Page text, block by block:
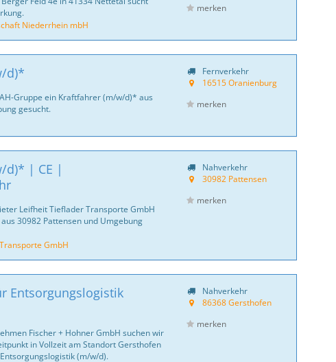
Niederrhein mbH
merken
d)*
Gruppe ein Kraftfahrer (m/w/d)* aus
gesucht.
Fernverkehr
16515 Oranienburg
merken
d)* | CE |
Leifheit Tieflader Transporte GmbH
30982 Pattensen und Umgebung
GmbH
Nahverkehr
30982 Pattensen
merken
Entsorgungslogistik
Fischer + Hohner GmbH suchen wir
in Vollzeit am Standort Gersthofen
(m/w/d).
Nahverkehr
86368 Gersthofen
merken